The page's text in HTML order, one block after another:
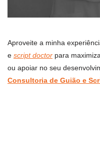
Aproveite a minha
e script doctor para
ou apoiar no seu
Consultoria de Guião e